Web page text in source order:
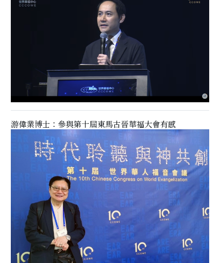
游偉業博士：參與第十屆東馬古晉華福大會有感